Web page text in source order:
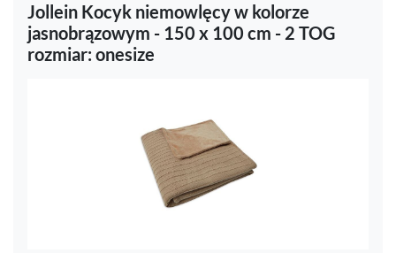
Jollein Kocyk niemowlęcy w kolorze
jasnobrązowym - 150 x 100 cm - 2 TOG
rozmiar: onesize